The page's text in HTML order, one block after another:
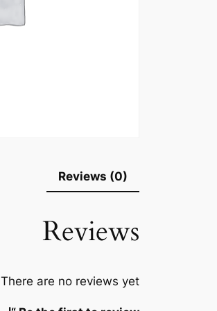
Reviews (0)
Reviews
There are no reviews yet.